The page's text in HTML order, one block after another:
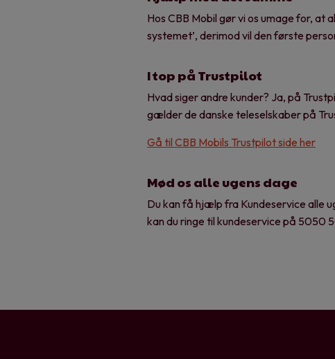
Hos CBB Mobil gør vi os umage for,
systemet’, derimod vil den første
I top på Trustpilot
Hvad siger andre kunder? Ja, på
gælder de danske teleselskaber på
Gå til CBB Mobils Trustpilot side her
Mød os alle ugens dage
Du kan få hjælp fra Kundeservice alle
kan du ringe til kundeservice på 5050